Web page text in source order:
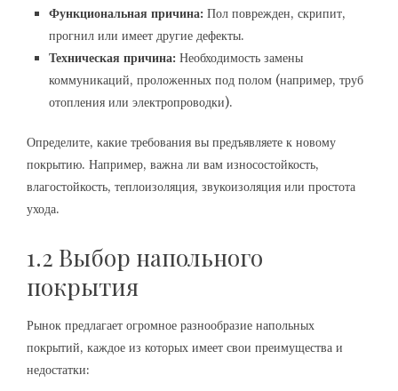
Функциональная причина: Пол поврежден, скрипит,
прогнил или имеет другие дефекты.
Техническая причина: Необходимость замены
коммуникаций, проложенных под полом (например, труб
отопления или электропроводки).
Определите, какие требования вы предъявляете к новому
покрытию. Например, важна ли вам износостойкость,
влагостойкость, теплоизоляция, звукоизоляция или простота
ухода.
1.2 Выбор напольного
покрытия
Рынок предлагает огромное разнообразие напольных
покрытий, каждое из которых имеет свои преимущества и
недостатки: